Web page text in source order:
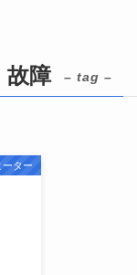
故障 – tag –
ーター